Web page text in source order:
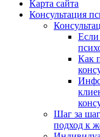
Карта сайта
Консультация
Если
Как
Шаг за
подход к